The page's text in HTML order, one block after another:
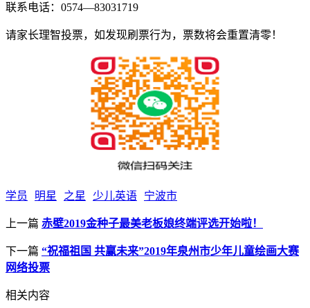
联系电话：0574—83031719
请家长理智投票，如发现刷票行为，票数将会重置清零！
学员 明星 之星 少儿英语 宁波市
上一篇 赤壁2019金种子最美老板娘终端评选开始啦！
下一篇 “祝福祖国 共赢未来”2019年泉州市少年儿童绘画大赛
网络投票
相关内容